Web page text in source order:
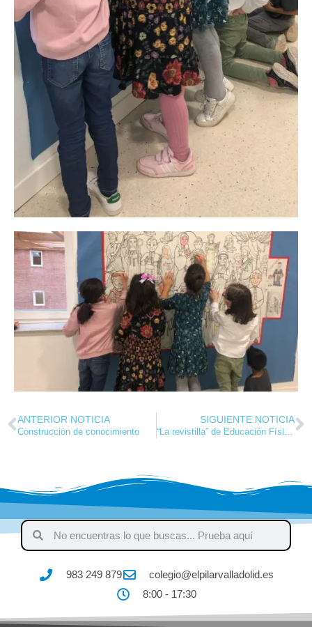
ANTERIOR NOTICIA
Construcción de conocimiento
SIGUIENTE NOTICIA
“La revistilla” de Educación Física y deportes – Noviembre 2021
983 249 879
colegio@elpilarvalladolid.es
8:00 - 17:30